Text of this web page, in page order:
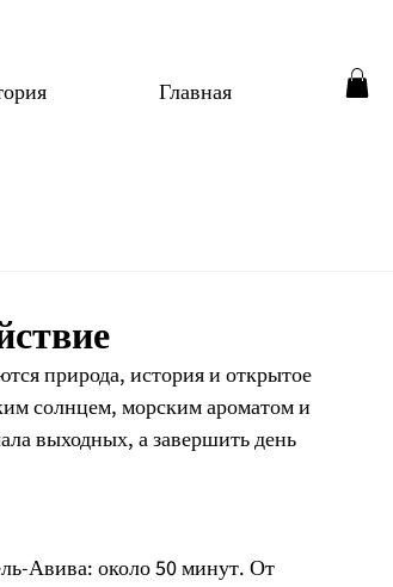
Главная
природа, история и открытое
солнцем, морским ароматом и
выходных, а завершить день
Авива: около 50 минут. От